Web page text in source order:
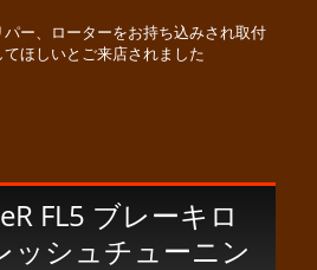
パー、ローターをお持ち込みされ取付
てほしいとご来店されました
FL5 ブレーキロ
ッシュチューニン